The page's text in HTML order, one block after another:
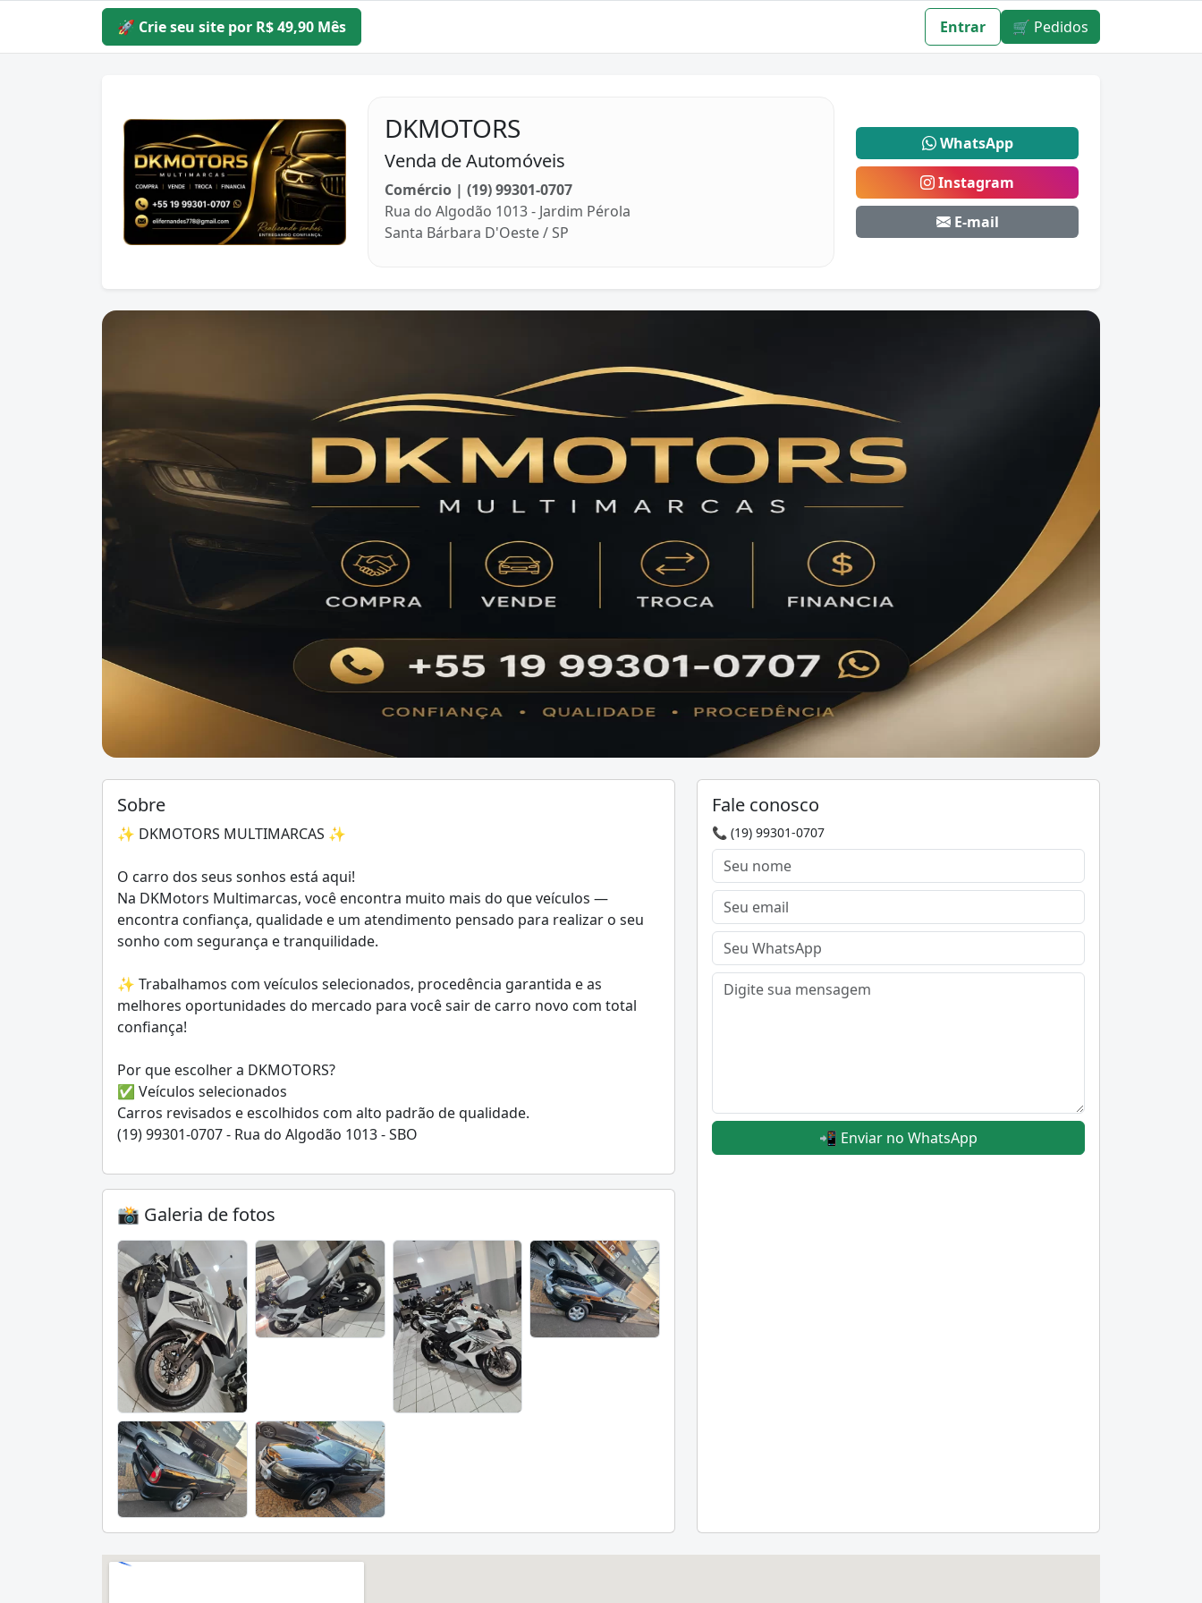
🚀 Crie seu site por R$ 49,90 Mês Entrar 🛒 Pedidos
DKMOTORS
Venda de Automóveis
Comércio | (19) 99301-0707
Rua do Algodão 1013 - Jardim Pérola
Santa Bárbara D'Oeste / SP
WhatsApp
Instagram
E-mail
Sobre
✨ DKMOTORS MULTIMARCAS ✨
O carro dos seus sonhos está aqui!
Na DKMotors Multimarcas, você encontra muito mais do que veículos —
encontra confiança, qualidade e um atendimento pensado para realizar o seu
sonho com segurança e tranquilidade.
✨ Trabalhamos com veículos selecionados, procedência garantida e as
melhores oportunidades do mercado para você sair de carro novo com total
confiança!
Por que escolher a DKMOTORS?
✅ Veículos selecionados
Carros revisados e escolhidos com alto padrão de qualidade.
(19) 99301-0707 - Rua do Algodão 1013 - SBO
📸 Galeria de fotos
Fale conosco
📞 (19) 99301-0707
📲 Enviar no WhatsApp